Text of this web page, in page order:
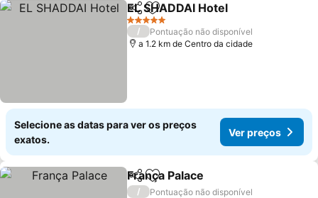
PartilharAdicionar aos favoritos
EL SHADDAI Hotel
5 Estrelas
/
Pontuação não disponível
a 1.2 km de Centro da cidade
Selecione as datas para ver os preços
exatos.
Ver preços
PartilharAdicionar aos favoritos
França Palace
/
Pontuação não disponível